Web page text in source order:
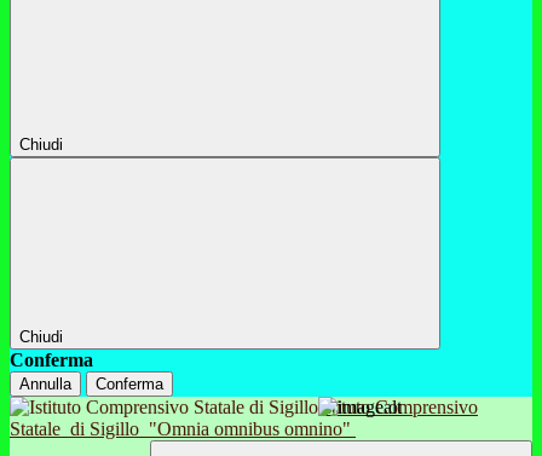
Chiudi
Chiudi
Conferma
Annulla Conferma
Istituto Comprensivo
Statale di Sigillo "Omnia omnibus omnino"